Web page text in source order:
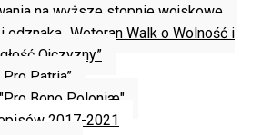
na wyższe stopnie wojskowe
odznaka „Weteran Walk o Wolność i
Ojczyzny”
Patria”
Bono Poloniæ"
2017-2021